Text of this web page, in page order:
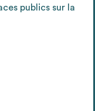
d’obtenir plus de
les modalités et
publics sur la